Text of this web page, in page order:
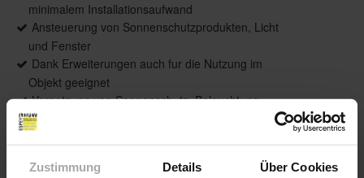
Zustimmung Details Über Cookies
minimalem Installationsaufwand
Ansteuerung von Sonnenschutzprodukten, Licht
und Fenster
Dank Erweiterungen auch fur die Nutzung im
Objekt geeignet
Vernetzung von Sonnenschutz, Beleuchtung,
Heizung und mehr mit WMS homee